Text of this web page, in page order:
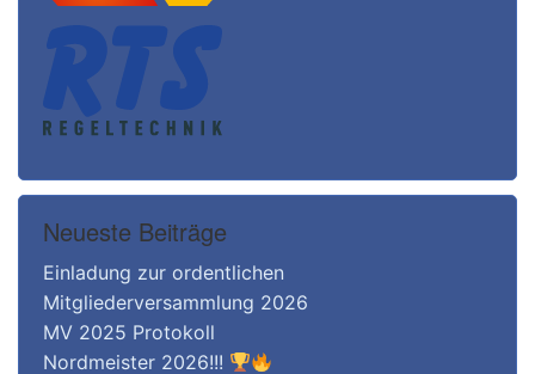
Neueste Beiträge
Einladung zur ordentlichen
Mitgliederversammlung 2026
MV 2025 Protokoll
Nordmeister 2026!!!